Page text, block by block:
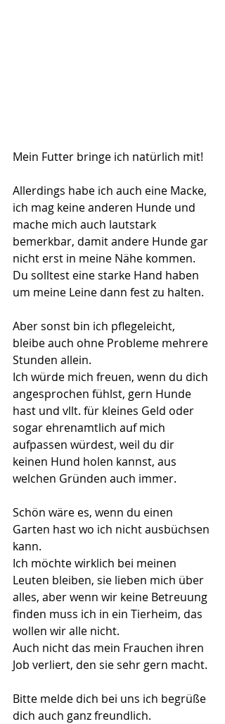
Mein Futter bringe ich natürlich mit!
Allerdings habe ich auch eine Macke,
ich mag keine anderen Hunde und
mache mich auch lautstark
bemerkbar, damit andere Hunde gar
nicht erst in meine Nähe kommen.
Du solltest eine starke Hand haben
um meine Leine dann fest zu halten.
Aber sonst bin ich pflegeleicht,
bleibe auch ohne Probleme mehrere
Stunden allein.
Ich würde mich freuen, wenn du dich
angesprochen fühlst, gern Hunde
hast und vllt. für kleines Geld oder
sogar ehrenamtlich auf mich
aufpassen würdest, weil du dir
keinen Hund holen kannst, aus
welchen Gründen auch immer.
Schön wäre es, wenn du einen
Garten hast wo ich nicht ausbüchsen
kann.
Ich möchte wirklich bei meinen
Leuten bleiben, sie lieben mich über
alles, aber wenn wir keine Betreuung
finden muss ich in ein Tierheim, das
wollen wir alle nicht.
Auch nicht das mein Frauchen ihren
Job verliert, den sie sehr gern macht.
Bitte melde dich bei uns ich begrüße
dich auch ganz freundlich.